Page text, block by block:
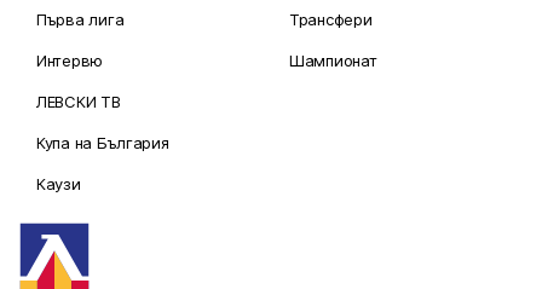
Първа лига
Интервю
ЛЕВСКИ ТВ
Купа на България
Каузи
Трансфери
Шампионат